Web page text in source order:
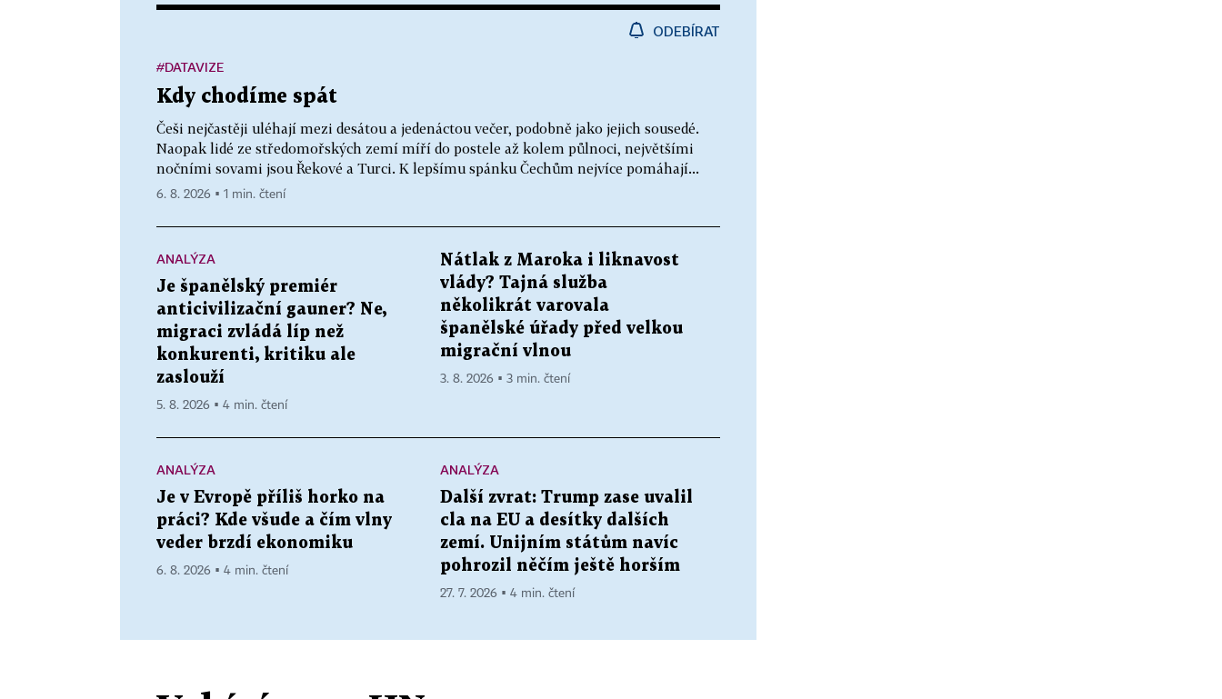
ODEBÍRAT
Kdy chodíme spát
Češi nejčastěji uléhají mezi desátou a jedenáctou večer, podobně jako jejich sousedé.
Naopak lidé ze středomořských zemí míří do postele až kolem půlnoci, největšími
nočními sovami jsou Řekové a Turci. K lepšímu spánku Čechům nejvíce pomáhají...
#DATAVIZE
6. 8. 2026 ▪ 1 min. čtení
ANALÝZA
Je španělský premiér
anticivilizační gauner? Ne,
migraci zvládá líp než
konkurenti, kritiku ale
zaslouží
5. 8. 2026 ▪ 4 min. čtení
Nátlak z Maroka i liknavost
vlády? Tajná služba
několikrát varovala
španělské úřady před velkou
migrační vlnou
3. 8. 2026 ▪ 3 min. čtení
ANALÝZA
Je v Evropě příliš horko na
práci? Kde všude a čím vlny
veder brzdí ekonomiku
6. 8. 2026 ▪ 4 min. čtení
ANALÝZA
Další zvrat: Trump zase uvalil
cla na EU a desítky dalších
zemí. Unijním státům navíc
pohrozil něčím ještě horším
27. 7. 2026 ▪ 4 min. čtení